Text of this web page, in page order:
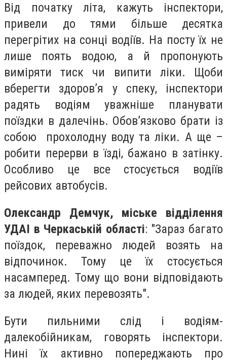
Від початку літа, кажуть інспектори,
привели до тями більше десятка
перегрітих на сонці водіїв. На посту їх не
лише поять водою, а й пропонують
виміряти тиск чи випити ліки. Щоби
вберегти здоров’я у спеку, інспектори
радять водіям уважніше планувати
поїздки в далечінь. Обов’язково брати із
собою прохолодну воду та ліки. А ще –
робити перерви в їзді, бажано в затінку.
Особливо це все стосується водіїв
рейсових автобусів.
Олександр Демчук, міське відділення
УДАІ в Черкаській області: "Зараз багато
поїздок, переважно людей возять на
відпочинок. Тому це їх стосується
насамперед. Тому що вони відповідають
за людей, яких перевозять".
Бути пильними слід і водіям-
далекобійникам, говорять інспектори.
Нині їх активно попереджають про